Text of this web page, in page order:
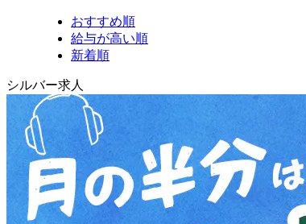
おすすめ順
給与が高い順
新着順
シルバー求人